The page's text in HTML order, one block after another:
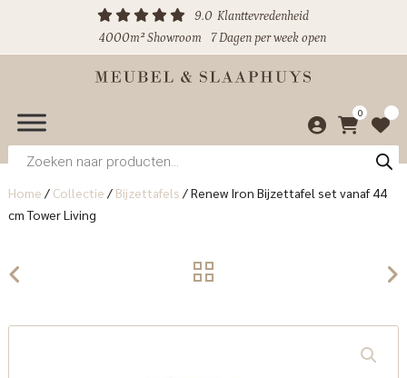
9.0 Klanttevredenheid
4000m² Showroom
7 Dagen per week open
0
Producten
zoeken
Home / Collectie / Bijzettafels /Renew Iron Bijzettafel set vanaf 44
cm Tower Living